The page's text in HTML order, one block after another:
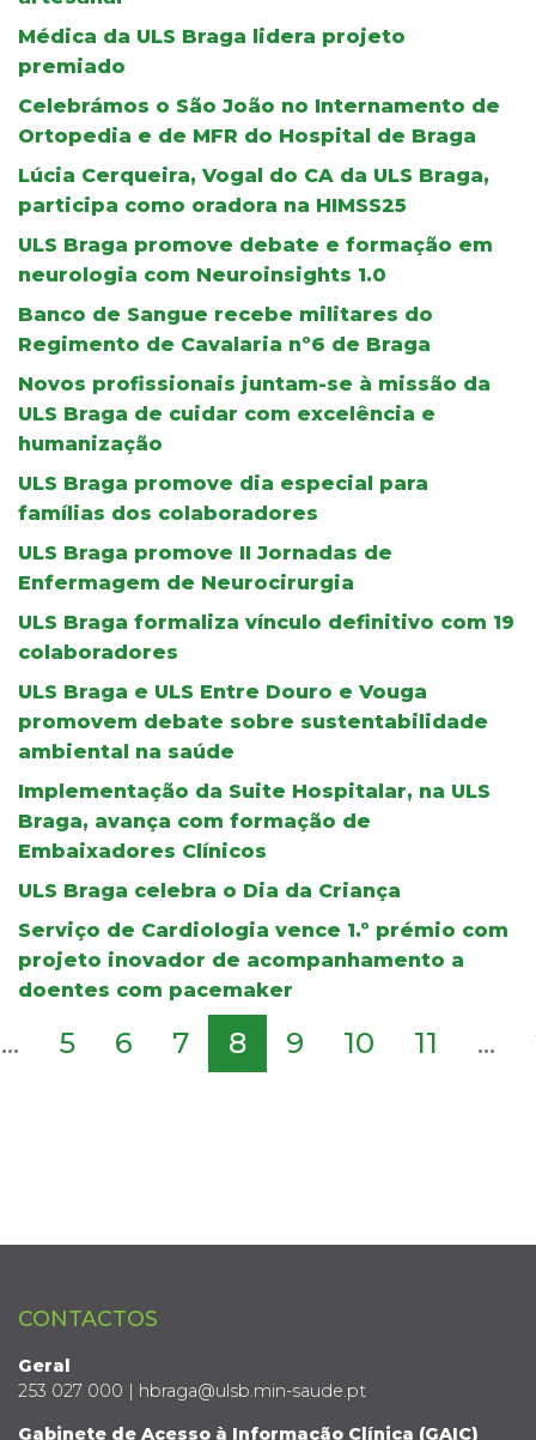
Médica da ULS Braga lidera projeto
premiado
Celebrámos o São João no Internamento de
Ortopedia e de MFR do Hospital de Braga
Lúcia Cerqueira, Vogal do CA da ULS Braga,
participa como oradora na HIMSS25
ULS Braga promove debate e formação em
neurologia com Neuroinsights 1.0
Banco de Sangue recebe militares do
Regimento de Cavalaria nº6 de Braga
Novos profissionais juntam-se à missão da
ULS Braga de cuidar com excelência e
humanização
ULS Braga promove dia especial para
famílias dos colaboradores
ULS Braga promove II Jornadas de
Enfermagem de Neurocirurgia
ULS Braga formaliza vínculo definitivo com 19
colaboradores
ULS Braga e ULS Entre Douro e Vouga
promovem debate sobre sustentabilidade
ambiental na saúde
Implementação da Suite Hospitalar, na ULS
Braga, avança com formação de
Embaixadores Clínicos
ULS Braga celebra o Dia da Criança
Serviço de Cardiologia vence 1.º prémio com
projeto inovador de acompanhamento a
doentes com pacemaker
... 5 6 7 8 9 10 11 ...
CONTACTOS
Geral
253 027 000 | hbraga@ulsb.min-saude.pt
Gabinete de Acesso à Informação Clínica (GAIC)